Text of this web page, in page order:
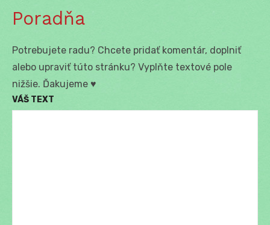
Poradňa
Potrebujete radu? Chcete pridať komentár, doplniť
alebo upraviť túto stránku? Vyplňte textové pole
nižšie. Ďakujeme ♥
VÁŠ TEXT